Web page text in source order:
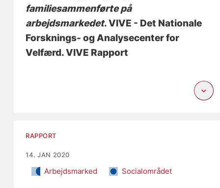
familiesammenførte på
arbejdsmarkedet. VIVE - Det Nationale
Forsknings- og Analysecenter for
Velfærd. VIVE Rapport
RAPPORT
14. JAN 2020
Arbejdsmarked Socialområdet